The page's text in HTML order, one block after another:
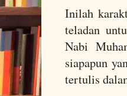
Inilah
teladan
Nabi
siapapun
tertulis